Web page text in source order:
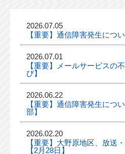
2026.07.05
【重要】通信障害発生につ
2026.07.01
【重要】メールサービスの
び】
2026.06.22
【重要】通信障害発生につ
部】
2026.02.20
【重要】大野原地区、放送
【2月28日】